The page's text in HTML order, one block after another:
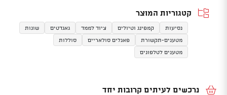
קטגוריות המוצר
נסיעות קמפינג וטיולים ציוד לממד גאגדטים
שונות
מטענים-תקשורת
פאנלים סולאריים
סוללות
מטענים לטלפונים
נרכשים לעיתים קרובות יחד